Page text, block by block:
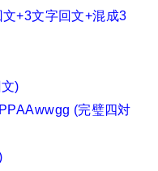
+3文字回文+混成3
)
(完璧四対